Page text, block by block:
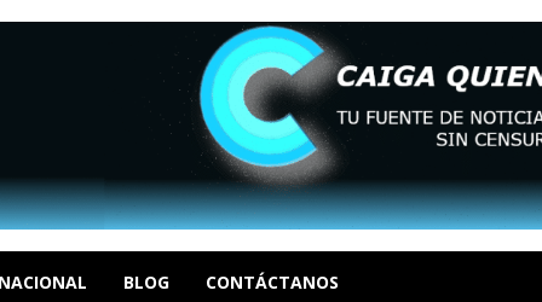
BLOG CONTÁCTANOS
apagones y promesas incumplidas... AGOSTO 6, 2026
de derechos humanos en el Minister... AGOSTO 6, 2026
un mercado impulsado por el auge de...